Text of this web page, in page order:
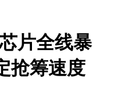
片全线暴
抢筹速度